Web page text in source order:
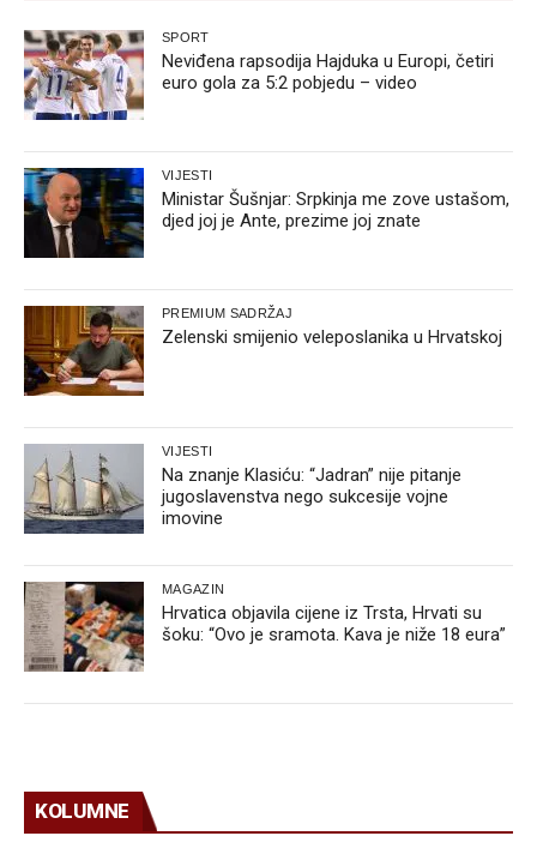
SPORT
Neviđena rapsodija Hajduka u Europi, četiri
euro gola za 5:2 pobjedu – video
VIJESTI
Ministar Šušnjar: Srpkinja me zove ustašom,
djed joj je Ante, prezime joj znate
PREMIUM SADRŽAJ
Zelenski smijenio veleposlanika u Hrvatskoj
VIJESTI
Na znanje Klasiću: “Jadran” nije pitanje
jugoslavenstva nego sukcesije vojne
imovine
MAGAZIN
Hrvatica objavila cijene iz Trsta, Hrvati su
šoku: “Ovo je sramota. Kava je niže 18 eura”
KOLUMNE